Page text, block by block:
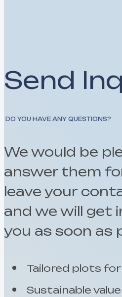
Send
DO YOU HAVE ANY QUESTIONS?
We would be
answer them
leave your
and we will get
you as soon as
Tailored plots
Sustainable